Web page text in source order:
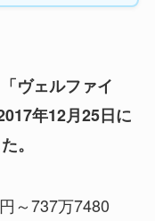
ヴェルファイ
年12月25日に
。
～737万7480